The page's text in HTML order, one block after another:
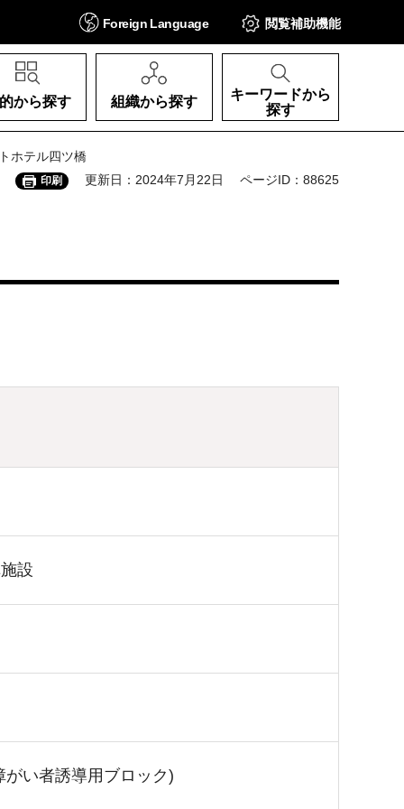
Foreign Language 閲覧補助機能
から探す 組織から探す
キーワードから
探す
ホテル四ツ橋
印刷 更新日：2024年7月22日 ページID：88625
設
がい者誘導用ブロック)